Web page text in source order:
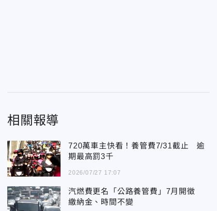
相關報導
720萬車主快看！養管費7/31截止 逾
期最高罰3千
2026/07/27 17:07
汽燃費更名「公路養管費」7月開徵
繳納金、時間不變